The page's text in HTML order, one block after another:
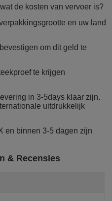
de kosten van vervoer is?
en uw land
om dit geld te
te krijgen
in 3-5days klaar zijn.
uitdrukkelijk
en binnen 3-5 dagen zijn
& Recensies